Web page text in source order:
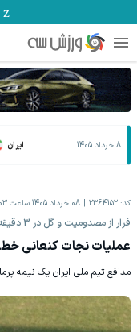
8 خرداد 1405 ایران
کد: 2364152 08 خرداد 1405 ساعت 20:03
فرار از مصدومیت و گل در 3 دقیقه؛
عملیات نجات کنعانی
مدافع تیم ملی ایران یک نیمه